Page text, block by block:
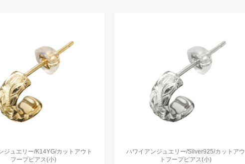
ジュエリー/K14YG/カットアウト
フープピアス(小)
ハワイアンジュエリー/Silver925/カットアウ
トフープピアス(小)